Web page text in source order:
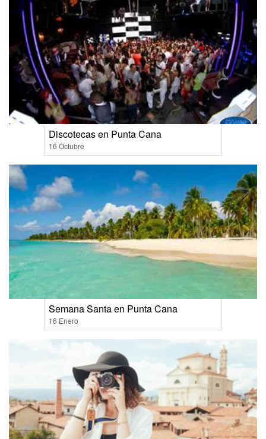
Discotecas en Punta Cana
16 Octubre
Semana Santa en Punta Cana
16 Enero